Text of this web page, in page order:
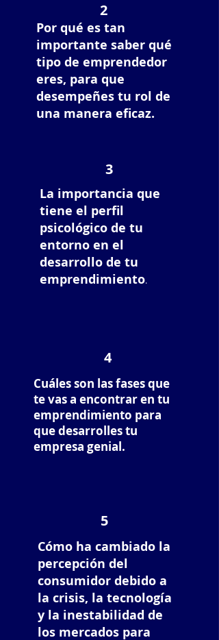
2
Por qué es tan
importante saber qué
tipo de emprendedor
eres, para que
desempeñes tu rol de
una manera eficaz.
3
La importancia que
tiene el perfil
psicológico de tu
entorno en el
desarrollo de tu
emprendimiento.
4
Cuáles son las fases que
te vas a encontrar en tu
emprendimiento para
que desarrolles tu
empresa genial.
5
Cómo ha cambiado la
percepción del
consumidor debido a
la crisis, la tecnología
y la inestabilidad de
los mercados para